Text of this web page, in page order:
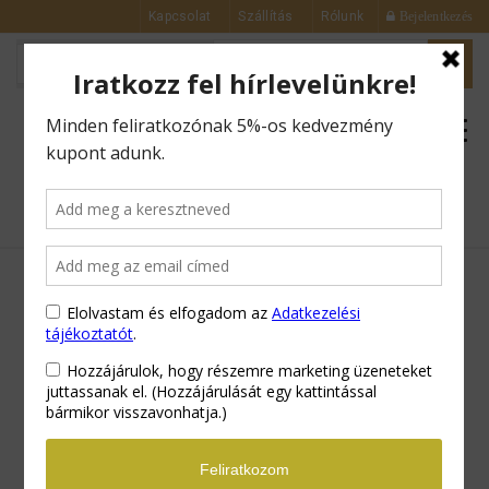
Kapcsolat Szállítás Rólunk Bejelentkezés
FEKETE ISZAP